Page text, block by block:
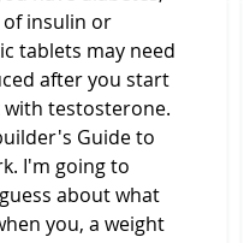
insulin or
tablets may need
after you start
testosterone.
Guide to
I'm going to
about what
you, a weight